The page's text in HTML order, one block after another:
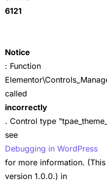
6121
Notice
: Function
called
incorrectly
. Control type
see
Debugging in WordPress
for more information.
version 1.0.0.) in